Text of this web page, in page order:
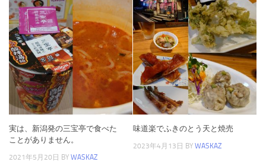
実は、新潟発の三宝亭で食べた
ことがありません。
2021年5月20日 BY WASKAZ
味道楽でふきのとう天と焼売
2023年4月13日 BY WASKAZ